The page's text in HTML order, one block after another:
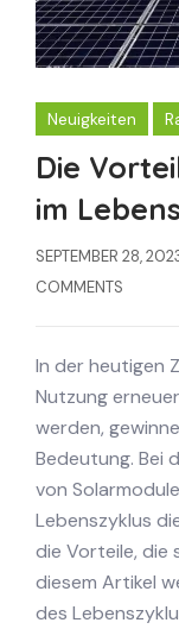
Neuigkeiten
Die
im
SEPTEMBER 28,
COMMENTS
In der heutigen
Nutzung
werden,
Bedeutung. Bei
von
Lebenszyklus
die Vorteile, die
diesem Artikel
des